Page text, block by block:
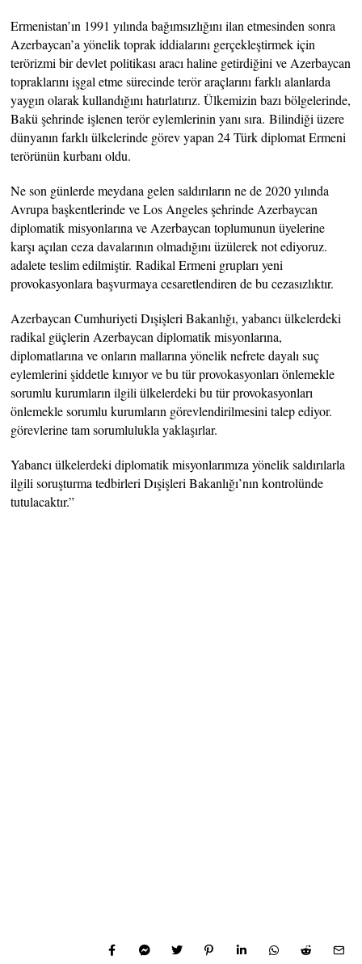
Ermenistan’ın 1991 yılında bağımsızlığını ilan etmesinden sonra
Azerbaycan’a yönelik toprak iddialarını gerçekleştirmek için
terörizmi bir devlet politikası aracı haline getirdiğini ve Azerbaycan
topraklarını işgal etme sürecinde terör araçlarını farklı alanlarda
yaygın olarak kullandığını hatırlatırız. Ülkemizin bazı bölgelerinde,
Bakü şehrinde işlenen terör eylemlerinin yanı sıra. Bilindiği üzere
dünyanın farklı ülkelerinde görev yapan 24 Türk diplomat Ermeni
terörünün kurbanı oldu.
Ne son günlerde meydana gelen saldırıların ne de 2020 yılında
Avrupa başkentlerinde ve Los Angeles şehrinde Azerbaycan
diplomatik misyonlarına ve Azerbaycan toplumunun üyelerine
karşı açılan ceza davalarının olmadığını üzülerek not ediyoruz.
adalete teslim edilmiştir. Radikal Ermeni grupları yeni
provokasyonlara başvurmaya cesaretlendiren de bu cezasızlıktır.
Azerbaycan Cumhuriyeti Dışişleri Bakanlığı, yabancı ülkelerdeki
radikal güçlerin Azerbaycan diplomatik misyonlarına,
diplomatlarına ve onların mallarına yönelik nefrete dayalı suç
eylemlerini şiddetle kınıyor ve bu tür provokasyonları önlemekle
sorumlu kurumların ilgili ülkelerdeki bu tür provokasyonları
önlemekle sorumlu kurumların görevlendirilmesini talep ediyor.
görevlerine tam sorumlulukla yaklaşırlar.
Yabancı ülkelerdeki diplomatik misyonlarımıza yönelik saldırılarla
ilgili soruşturma tedbirleri Dışişleri Bakanlığı’nın kontrolünde
tutulacaktır.”